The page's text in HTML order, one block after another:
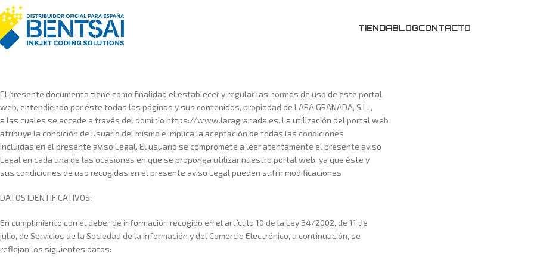
TIENDABLOGCONTACTO
El presente documento tiene como finalidad el establecer y regular las normas de uso de este portal
web, entendiendo por éste todas las páginas y sus contenidos, propiedad de LARA GRANADA, S.L. ,
a las cuales se accede a través del dominio https://www.laragranada.es. La utilización del portal web
atribuye la condición de usuario del mismo e implica la aceptación de todas las condiciones
incluidas en el presente aviso Legal. El usuario se compromete a leer atentamente el presente aviso
Legal en cada una de las ocasiones en que se proponga utilizar nuestro portal web, ya que éste y
sus condiciones de uso recogidas en el presente aviso Legal pueden sufrir modificaciones
DATOS IDENTIFICATIVOS:
En cumplimiento con el deber de información recogido en el artículo 10 de la Ley 34/2002, de 11 de
julio, de Servicios de la Sociedad de la Información y del Comercio Electrónico, a continuación, se
reflejan los siguientes datos: